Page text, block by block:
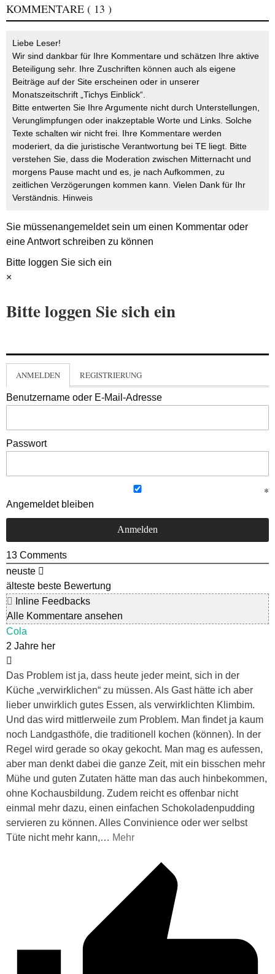
KOMMENTARE ( 13 )
Liebe Leser!
Wir sind dankbar für Ihre Kommentare und schätzen Ihre aktive
Beteiligung sehr. Ihre Zuschriften können auch als eigene
Beiträge auf der Site erscheinen oder in unserer
Monatszeitschrift „Tichys Einblick“.
Bitte entwerten Sie Ihre Argumente nicht durch Unterstellungen,
Verunglimpfungen oder inakzeptable Worte und Links. Solche
Texte schalten wir nicht frei. Ihre Kommentare werden
moderiert, da die juristische Verantwortung bei TE liegt. Bitte
verstehen Sie, dass die Moderation zwischen Mitternacht und
morgens Pause macht und es, je nach Aufkommen, zu
zeitlichen Verzögerungen kommen kann. Vielen Dank für Ihr
Verständnis. Hinweis
Sie müssenangemeldetsein um einen Kommentar oder
eine Antwort schreiben zu können
Bitte loggen Sie sich ein
×
Bitte loggen Sie sich ein
ANMELDEN REGISTRIERUNG
Benutzername oder E-Mail-Adresse
Passwort
Angemeldet bleiben
13 Comments
neuste
älteste beste Bewertung
Inline Feedbacks
Alle Kommentare ansehen
Cola
2 Jahre her
Das Problem ist ja, dass heute jeder meint, sich in der
Küche „verwirklichen“ zu müssen. Als Gast hätte ich aber
lieber unwirklich gutes Essen, als verwirklichten Klimbim.
Und das wird mittlerweile zum Problem. Man findet ja kaum
noch Landgasthöfe, die traditionell kochen (können). In der
Regel wird gerade so okay gekocht. Man mag es aufessen,
aber man denkt dabei die ganze Zeit, mit ein bisschen mehr
Mühe und guten Zutaten hätte man das auch hinbekommen,
ohne Kochausbildung. Zudem reicht es offenbar nicht
einmal mehr dazu, einen einfachen Schokoladenpudding
servieren zu können. Alles Convinience oder wer selbst
Tüte nicht mehr kann,… Mehr